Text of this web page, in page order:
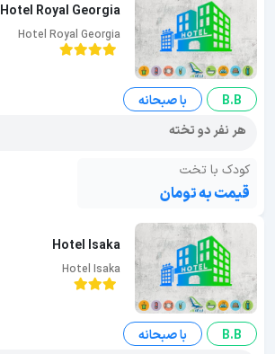
Hotel Royal Georgia
Hotel Royal Georgia
B.B
با صبحانه
هر نفر دو تخته
کودک با تخت
قیمت به تومان
Hotel Isaka
Hotel Isaka
B.B
با صبحانه